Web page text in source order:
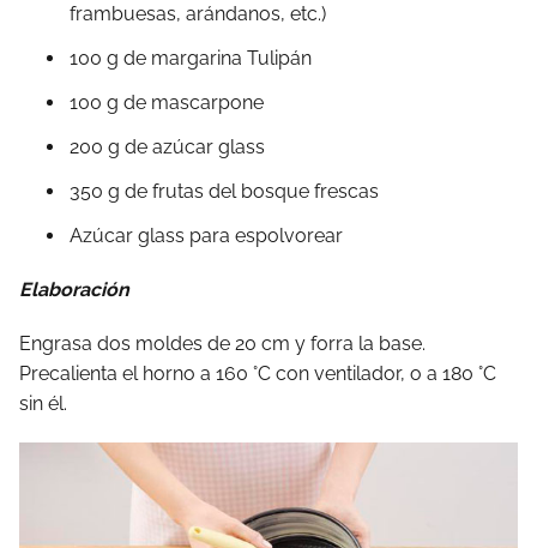
frambuesas, arándanos, etc.)
100 g de margarina Tulipán
100 g de mascarpone
200 g de azúcar glass
350 g de frutas del bosque frescas
Azúcar glass para espolvorear
Elaboración
Engrasa dos moldes de 20 cm y forra la base.
Precalienta el horno a 160 °C con ventilador, o a 180 °C
sin él.